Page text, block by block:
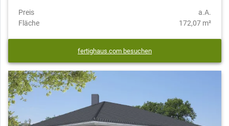
Preis
a.A.
Fläche
172,07 m²
fertighaus.com besuchen